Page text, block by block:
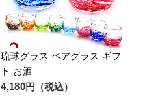
琉球グラス ペアグラス ギフ
ト お酒
4,180円（税込）